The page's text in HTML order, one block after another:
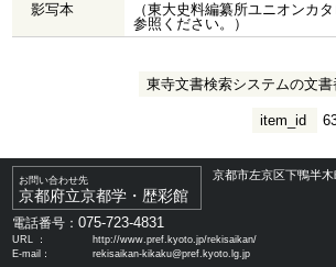
影写本
（東大史料編纂所ユニオンカ
参照ください。）
東寺文書検索システムの文書
item_id
お問い合わせ先
京都府立京都学・歴彩館
京都市左京区下鴨半
電話番号：075-723-4831
URL ：
http://www.pref.kyoto.jp/rekisaikan/
E-mail：
rekisaikan-kikaku@pref.kyoto.lg.jp